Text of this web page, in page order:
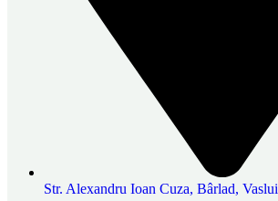
Str. Alexandru Ioan Cuza, Bârlad, Vaslui